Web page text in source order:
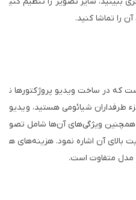
را تماشا کنید.
که در ساخت ویدیو پروژکتور‌ها ن
شیائومی هستید، ویدیو
همچنین ویژگی‌های آن‌ها شامل تصو
بالای آن اشاره نمود. هزینه‌های ه
مدل متفاوت است.